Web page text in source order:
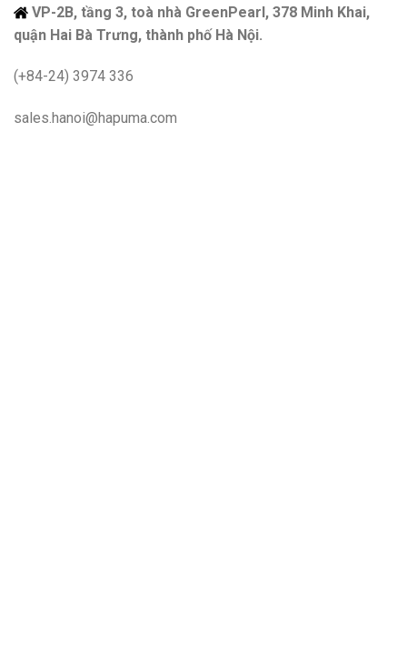
VP-2B, tầng 3, toà nhà GreenPearl, 378 Minh Khai,
quận Hai Bà Trưng, thành phố Hà Nội.
(+84-24) 3974 336
sales.hanoi@hapuma.com